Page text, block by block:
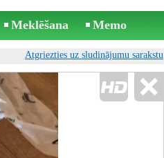
Meklēšana Memo
Atgriezties uz sludinājumu sarakstu